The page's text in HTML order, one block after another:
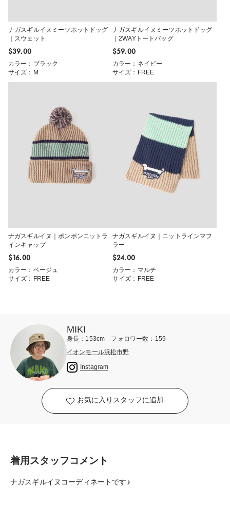
ナガスギルイヌミーツホットドッグ
｜スウェット
$‌39.00
カラー：ブラック
サイズ：M
ナガスギルイヌミーツホットドッグ
｜2WAYトートバッグ
$‌59.00
カラー：ネイビー
サイズ：FREE
ナガスギルイヌ｜ポンポンニットラ
インキャップ
$‌16.00
カラー：ベージュ
サイズ：FREE
ナガスギルイヌ｜ニットラインマフ
ラー
$‌24.00
カラー：マルチ
サイズ：FREE
MIKI
身長：153cm フォロワー数：159
イオンモール浜松市野
Instagram
お気に入りスタッフに追加
着用スタッフコメント
ナガスギルイヌコーディネートです♪